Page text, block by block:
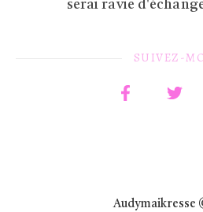
serai ravie
SUIVEZ-
Audymaikresse